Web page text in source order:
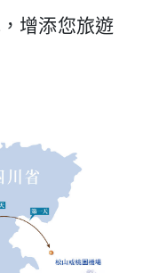
增添您旅遊